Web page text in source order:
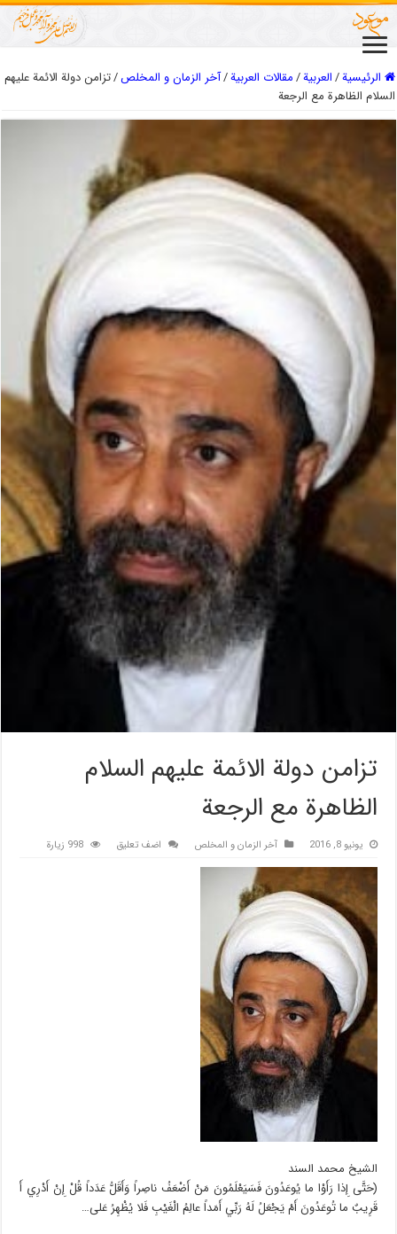
الرئيسية/العربیة/مقالات العربیة/آخر الزمان و المخلص/تزامن دولة الائمة عليهم
السلام الظاهرة مع الرجعة
تزامن دولة الائمة عليهم السلام
الظاهرة مع الرجعة
يونيو 8, 2016 آخر الزمان و المخلص اضف تعليق 998 زيارة
الشيخ محمد السند
(حَتَّى إِذا رَأَوْا ما يُوعَدُونَ فَسَيَعْلَمُونَ مَنْ أَضْعَفُ ناصِراً وَأَقَلُّ عَدَداً قُلْ إِنْ أَدْرِي أَ
قَرِيبٌ ما تُوعَدُونَ أَمْ يَجْعَلُ لَهُ رَبِّي أَمَداً عالِمُ الْغَيْبِ فَلا يُظْهِرُ عَلى…